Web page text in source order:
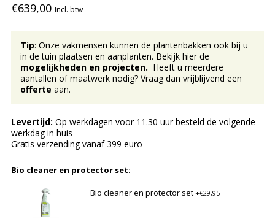
€639,00 Incl. btw
Tip: Onze vakmensen kunnen de plantenbakken ook bij u
in de tuin plaatsen en aanplanten. Bekijk hier de
mogelijkheden en projecten. Heeft u meerdere
aantallen of maatwerk nodig? Vraag dan vrijblijvend een
offerte aan.
Levertijd: Op werkdagen voor 11.30 uur besteld de volgende
werkdag in huis
Gratis verzending vanaf 399 euro
Bio cleaner en protector set:
Bio cleaner en protector set +€29,95